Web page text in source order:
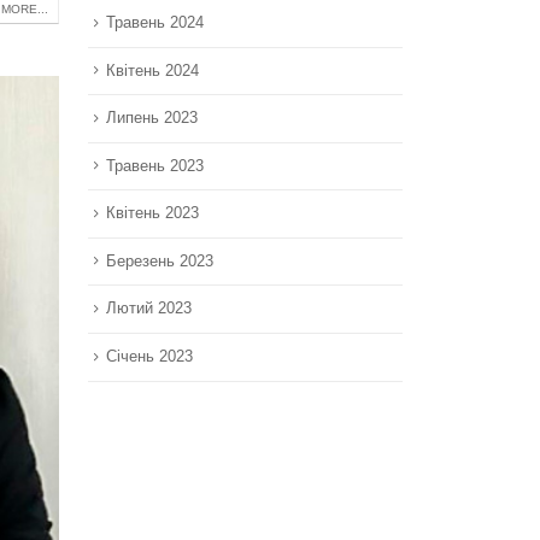
Травень 2024
Квітень 2024
Липень 2023
Травень 2023
Квітень 2023
Березень 2023
Лютий 2023
Січень 2023